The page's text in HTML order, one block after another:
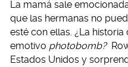
La mamá sale
que las hermanas no
esté con ellas. ¿La
emotivo photobomb?
Estados Unidos y